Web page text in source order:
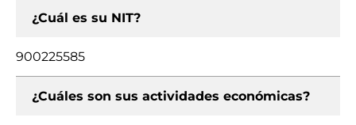
¿Cuál es su NIT?
900225585
¿Cuáles son sus actividades económicas?